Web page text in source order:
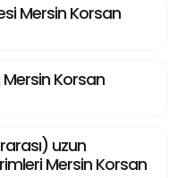
Mersin Korsan
Korsan
uzun
Mersin Korsan